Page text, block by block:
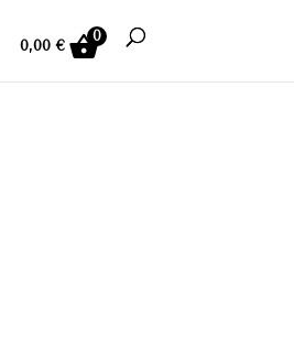
0,00€
0